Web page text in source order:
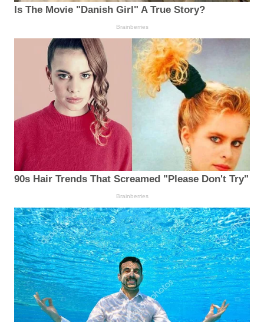
Is The Movie "Danish Girl" A True Story?
Brainberries
90s Hair Trends That Screamed "Please Don't Try"
Brainberries